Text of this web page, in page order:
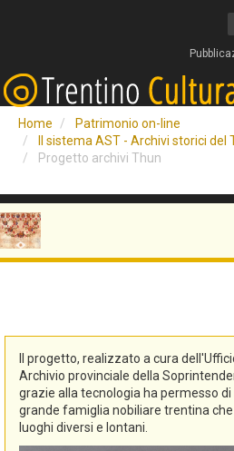
Home
Patrimonio on-line
Il sistema AST - Archivi storici del
Progetto archivi Thun
Il progetto, realizzato a cura
Archivio provinciale della
grazie alla tecnologia ha permesso di
grande famiglia nobiliare trentina
luoghi diversi e lontani.